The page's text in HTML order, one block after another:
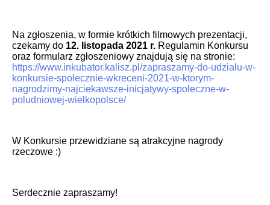
Na zgłoszenia, w formie krótkich filmowych prezentacji,
czekamy do 12. listopada 2021 r. Regulamin Konkursu
oraz formularz zgłoszeniowy znajdują się na stronie:
https://www.inkubator.kalisz.pl/zapraszamy-do-udzialu-w-
konkursie-spolecznie-wkreceni-2021-w-ktorym-
nagrodzimy-najciekawsze-inicjatywy-spoleczne-w-
poludniowej-wielkopolsce/
W Konkursie przewidziane są atrakcyjne nagrody
rzeczowe :)
Serdecznie zapraszamy!